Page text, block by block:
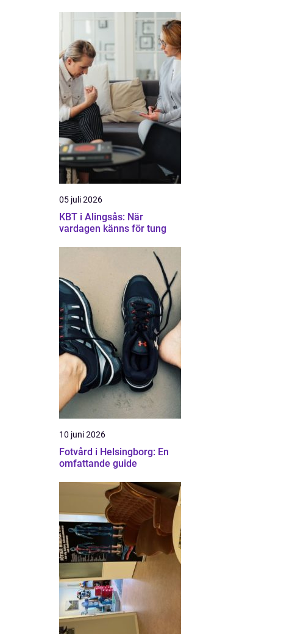
05 juli 2026
KBT i Alingsås: När
vardagen känns för tung
10 juni 2026
Fotvård i Helsingborg: En
omfattande guide